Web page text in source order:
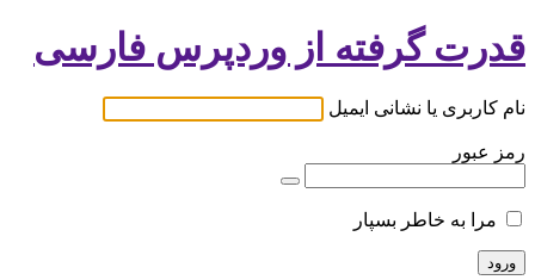
قدرت گرفته از وردپرس فارسی
نام کاربری یا نشانی ایمیل
رمز عبور
مرا به خاطر بسپار